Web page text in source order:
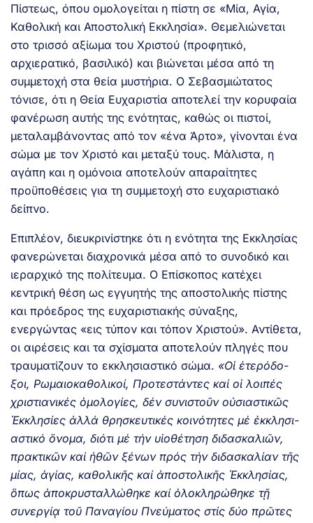
Πίστεως, όπου ομολογείται η πίστη σε «Μία, Αγία,
Καθολική και Αποστολική Εκκλησία». Θεμελιώνεται
στο τρισσό αξίωμα του Χριστού (προφητικό,
αρχιερατικό, βασιλικό) και βιώνεται μέσα από τη
συμμετοχή στα θεία μυστήρια. Ο Σεβασμιώτατος
τόνισε, ότι η Θεία Ευχαριστία αποτελεί την κορυφαία
φανέρωση αυτής της ενότητας, καθώς οι πιστοί,
μεταλαμβάνοντας από τον «ένα Άρτο», γίνονται ένα
σώμα με τον Χριστό και μεταξύ τους. Μάλιστα, η
αγάπη και η ομόνοια αποτελούν απαραίτητες
προϋποθέσεις για τη συμμετοχή στο ευχαριστιακό
δείπνο.
Επιπλέον, διευκρινίστηκε ότι η ενότητα της Εκκλησίας
φανερώνεται διαχρονικά μέσα από το συνοδικό και
ιεραρχικό της πολίτευμα. Ο Επίσκοπος κατέχει
κεντρική θέση ως εγγυητής της αποστολικής πίστης
και πρόεδρος της ευχαριστιακής σύναξης,
ενεργώντας «εις τύπον και τόπον Χριστού». Αντίθετα,
οι αιρέσεις και τα σχίσματα αποτελούν πληγές που
τραυματίζουν το εκκλησιαστικό σώμα. «Οἱ ἑτε­ρό­δο­
ξοι, Ρω­μαι­ο­κα­θο­λι­κοί, Προ­τε­στάν­τες καί οἱ λοιπές
χριστιανικές ὁμολογίες, δέν συ­νι­στοῦν οὐσιαστικῶς
Ἐκ­κλη­σί­ες ἀλλά θρη­σκευ­τι­κές κοι­νό­τη­τες μέ ἐκ­κλη­σι­
α­στι­κό ὄ­νο­μα, διότι μέ τήν υἱοθέτηση διδασκαλιῶν,
πρακτικῶν καί ἠθῶν ξένων πρός τήν διδασκαλίαν τῆς
μίας, ἁγίας, καθολικῆς καί ἀποστολικῆς Ἐκκλησίας,
ὅπως ἀποκρυσταλλώθηκε καί ὁλοκληρώθηκε τῇ
συνεργίᾳ τοῦ Παναγίου Πνεύματος στίς δύο πρῶτες